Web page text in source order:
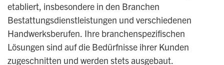
etabliert, insbesondere in den Branchen
Bestattungsdienstleistungen und verschiedenen
Handwerksberufen. Ihre branchenspezifischen
Lösungen sind auf die Bedürfnisse ihrer Kunden
zugeschnitten und werden stets ausgebaut.